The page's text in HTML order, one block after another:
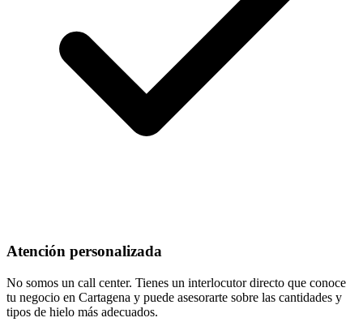
Atención personalizada
No somos un call center. Tienes un interlocutor directo que conoce
tu negocio en Cartagena y puede asesorarte sobre las cantidades y
tipos de hielo más adecuados.